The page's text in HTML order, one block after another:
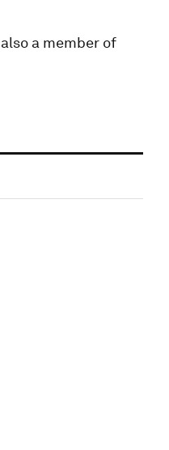
a member of